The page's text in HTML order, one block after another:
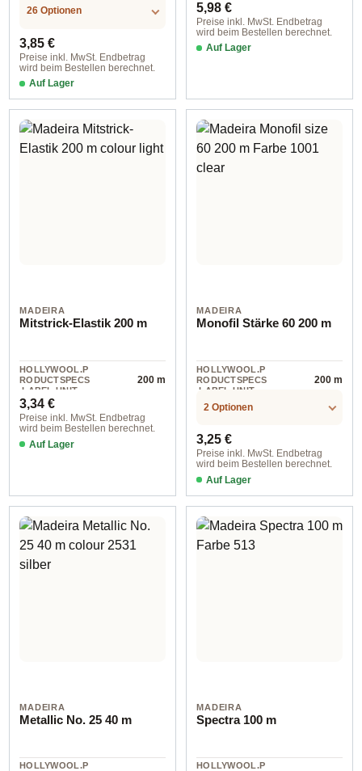
26 Optionen
Regulärer Preis:
3,85 €
Preise inkl. MwSt. Endbetrag
wird beim Bestellen berechnet.
Auf Lager
Regulärer Preis:
5,98 €
Preise inkl. MwSt. Endbetrag
wird beim Bestellen berechnet.
Auf Lager
MADEIRA
Mitstrick-Elastik 200 m
HOLLYWOOL.P
RODUCTSPECS
.LABEL.UNIT
200 m
Regulärer Preis:
3,34 €
Preise inkl. MwSt. Endbetrag
wird beim Bestellen berechnet.
Auf Lager
MADEIRA
Monofil Stärke 60 200 m
HOLLYWOOL.P
RODUCTSPECS
.LABEL.UNIT
200 m
2 Optionen
Regulärer Preis:
3,25 €
Preise inkl. MwSt. Endbetrag
wird beim Bestellen berechnet.
Auf Lager
MADEIRA
Metallic No. 25 40 m
HOLLYWOOL.P
MADEIRA
Spectra 100 m
HOLLYWOOL.P